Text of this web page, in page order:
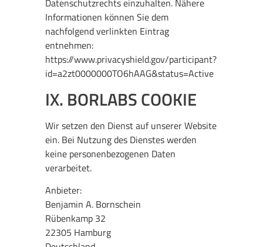
Datenschutzrechts einzuhalten. Nähere
Informationen können Sie dem
nachfolgend verlinkten Eintrag
entnehmen:
https://www.privacyshield.gov/participant?
id=a2zt0000000TO6hAAG&status=Active
IX. BORLABS COOKIE
Wir setzen den Dienst auf unserer Website
ein. Bei Nutzung des Dienstes werden
keine personenbezogenen Daten
verarbeitet.
Anbieter:
Benjamin A. Bornschein
Rübenkamp 32
22305 Hamburg